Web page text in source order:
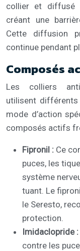
collier et diffusé
créant une
Cette diffusion
continue pendant
Composés
Les colliers
utilisent
mode d’action
composés actifs
Fipronil : Ce
puces, les
système
tuant. Le
le Seresto,
protection.
Imidaclopride :
contre les